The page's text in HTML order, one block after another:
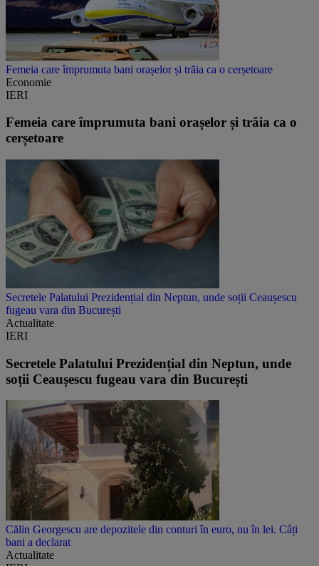
Femeia care împrumuta bani orașelor și trăia ca o cerșetoare
Economie
IERI
Femeia care împrumuta bani orașelor și trăia ca o
cerșetoare
Secretele Palatului Prezidențial din Neptun, unde soții Ceaușescu
fugeau vara din București
Actualitate
IERI
Secretele Palatului Prezidențial din Neptun, unde
soții Ceaușescu fugeau vara din București
Călin Georgescu are depozitele din conturi în euro, nu în lei. Câți
bani a declarat
Actualitate